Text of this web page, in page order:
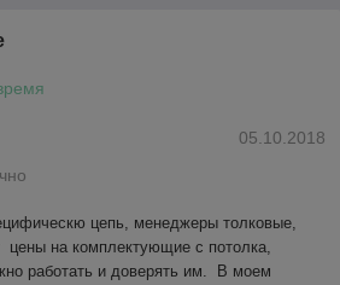
05.10.2018
цепь, менеджеры толковые,
цены на комплектующие с потолка,
работать и доверять им.  В моем